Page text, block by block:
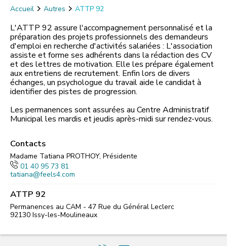
Accueil Autres ATTP 92
L'ATTP 92 assure l'accompagnement personnalisé et la
préparation des projets professionnels des demandeurs
d'emploi en recherche d'activités salariées : L'association
assiste et forme ses adhérents dans la rédaction des CV
et des lettres de motivation. Elle les prépare également
aux entretiens de recrutement. Enfin lors de divers
échanges, un psychologue du travail aide le candidat à
identifier des pistes de progression.
Les permanences sont assurées au Centre Administratif
Municipal les mardis et jeudis après-midi sur rendez-vous.
Contacts
Madame Tatiana PROTHOY, Présidente
01 40 95 73 81
tatiana@feels4.com
ATTP 92
Permanences au CAM - 47 Rue du Général Leclerc
92130 Issy-les-Moulineaux